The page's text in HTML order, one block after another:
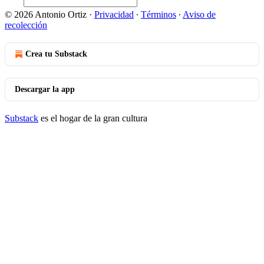
© 2026 Antonio Ortiz · Privacidad ∙ Términos ∙ Aviso de
recolección
Crea tu Substack
Descargar la app
Substack es el hogar de la gran cultura